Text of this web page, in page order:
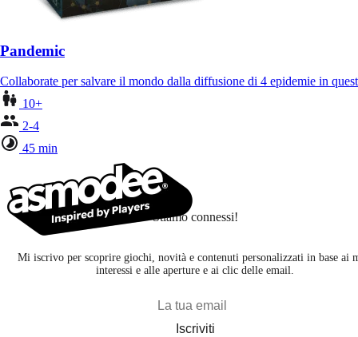
Pandemic
Collaborate per salvare il mondo dalla diffusione di 4 epidemie in
10+
2-4
45 min
Stiamo connessi!
Mi iscrivo per scoprire giochi, novità e contenuti personalizzati in base ai
interessi e alle aperture e ai clic delle email.
Iscriviti